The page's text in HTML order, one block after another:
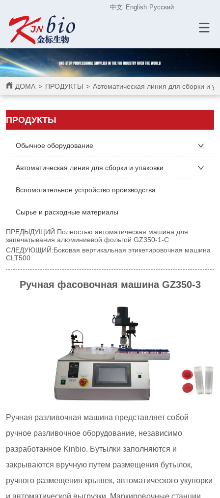
中文 English Русский
ДОМА > ПРОДУКТЫ > Автоматическая линия для сборки и
ПРОДУКТЫ
Обычное оборудование
Автоматическая линия для сборки и упаковки
Вспомогательное устройство производства
Сырье и расходные материалы
ПРЕДЫДУЩИЙ:Полностью автоматическая машина для
запечатывания алюминиевой фольгой GZ350-1-C
СЛЕДУЮЩИЙ:Боковая вертикальная этикетировочная машина
CLT500
Ручная фасовочная машина GZ350-3